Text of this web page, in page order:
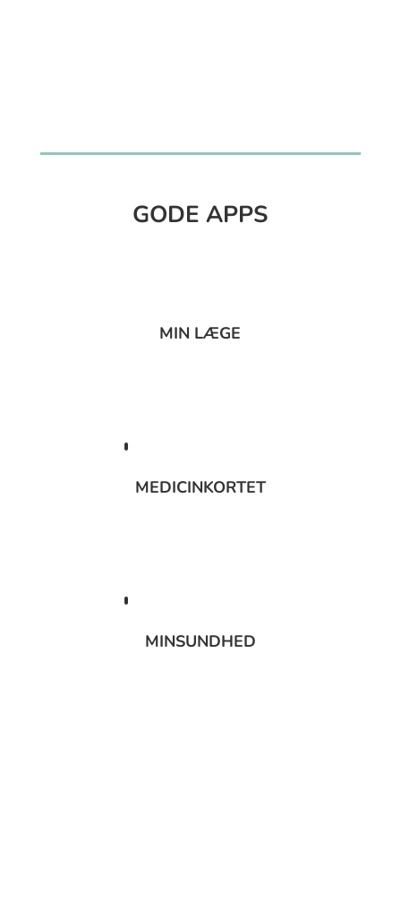
GODE APPS
MIN LÆGE
MEDICINKORTET
MINSUNDHED